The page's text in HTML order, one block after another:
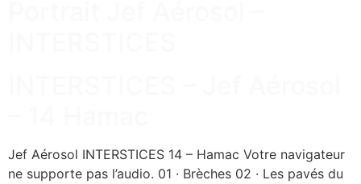
Jef Aérosol INTERSTICES 14 – Hamac Votre navigateur
ne supporte pas l’audio. 01 · Brèches 02 · Les pavés du